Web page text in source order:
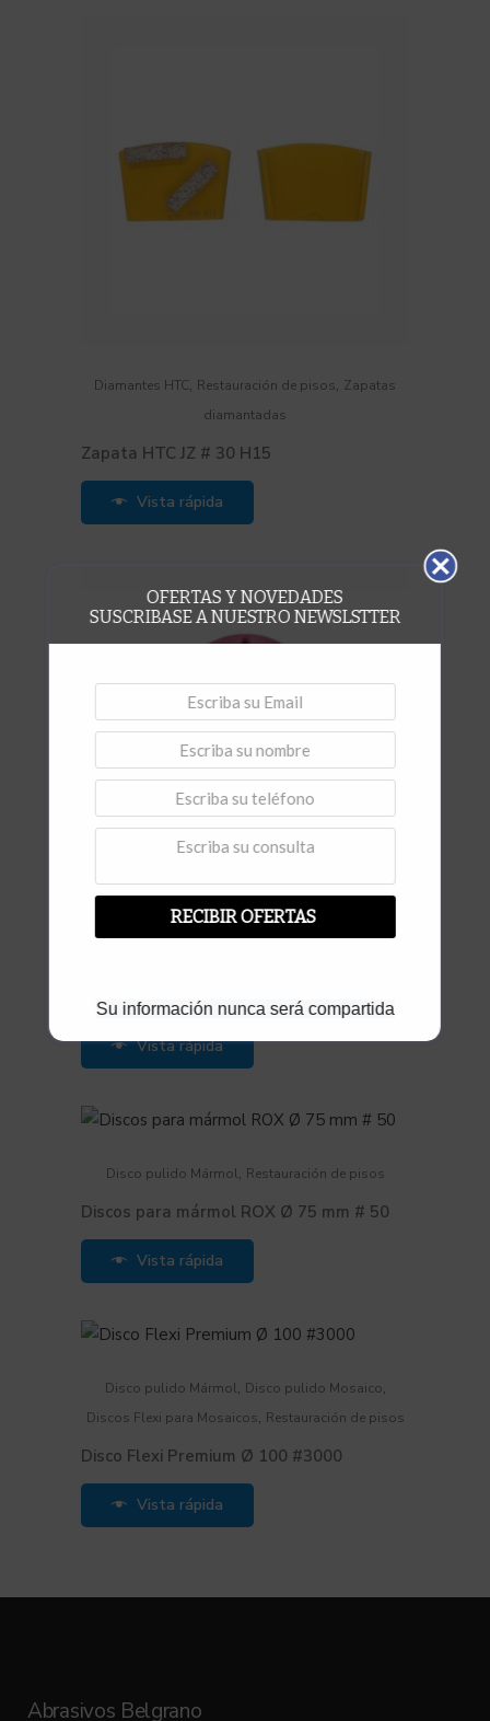
Diamantes HTC, Restauración de pisos, Zapatas
diamantadas
Zapata HTC JZ # 30 H15
Vista rápida
,
Discos Mosaico Ø 100 # 200
Vista rápida
Disco pulido Mármol, Restauración de pisos
Discos para mármol ROX Ø 75 mm # 50
Vista rápida
Disco pulido Mármol, Disco pulido Mosaico,
Discos Flexi para Mosaicos, Restauración de pisos
Disco Flexi Premium Ø 100 #3000
Vista rápida
Abrasivos Belgrano
OFERTAS Y NOVEDADES
SUSCRIBASE A NUESTRO NEWSLSTTER
RECIBIR OFERTAS
Su información nunca será compartida